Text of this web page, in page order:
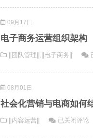
快
业
格
渠
之
分
09月17日
电子商务运营组织架构
||团队管理|| , ||电子商务||
营
08月01日
社会化营销与电商如何
||内容运营||
社
已关闭评论